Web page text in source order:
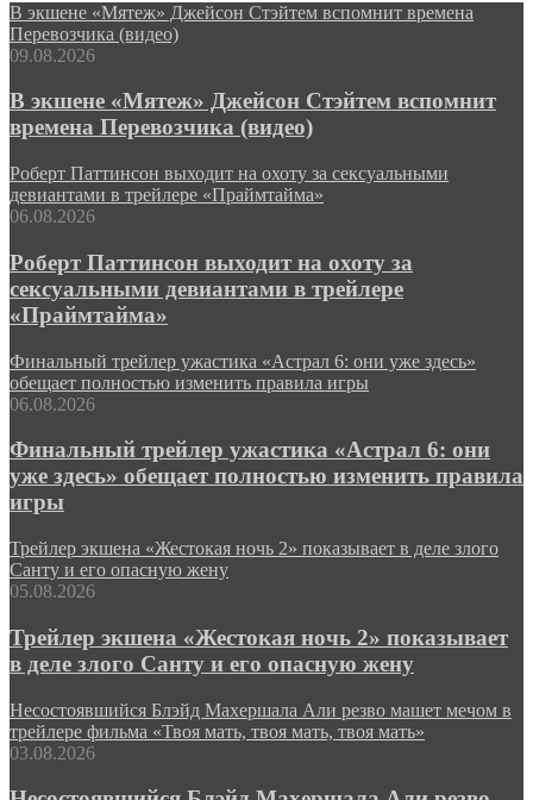
В экшене «Мятеж» Джейсон Стэйтем вспомнит времена
Перевозчика (видео)
09.08.2026
В экшене «Мятеж» Джейсон Стэйтем вспомнит
времена Перевозчика (видео)
Роберт Паттинсон выходит на охоту за сексуальными
девиантами в трейлере «Праймтайма»
06.08.2026
Роберт Паттинсон выходит на охоту за
сексуальными девиантами в трейлере
«Праймтайма»
Финальный трейлер ужастика «Астрал 6: они уже здесь»
обещает полностью изменить правила игры
06.08.2026
Финальный трейлер ужастика «Астрал 6: они
уже здесь» обещает полностью изменить правила
игры
Трейлер экшена «Жестокая ночь 2» показывает в деле злого
Санту и его опасную жену
05.08.2026
Трейлер экшена «Жестокая ночь 2» показывает
в деле злого Санту и его опасную жену
Несостоявшийся Блэйд Махершала Али резво машет мечом в
трейлере фильма «Твоя мать, твоя мать, твоя мать»
03.08.2026